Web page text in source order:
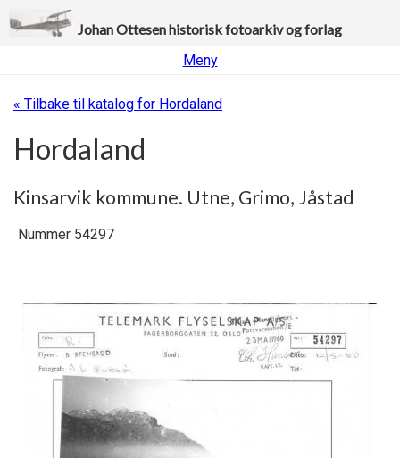
Johan Ottesen historisk fotoarkiv og forlag
Meny
« Tilbake til katalog for Hordaland
Hordaland
Kinsarvik kommune. Utne, Grimo, Jåstad
Nummer 54297